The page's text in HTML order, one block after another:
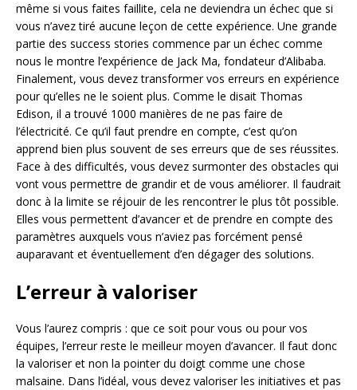
même si vous faites faillite, cela ne deviendra un échec que si
vous n’avez tiré aucune leçon de cette expérience. Une grande
partie des success stories commence par un échec comme
nous le montre l’expérience de Jack Ma, fondateur d’Alibaba.
Finalement, vous devez transformer vos erreurs en expérience
pour qu’elles ne le soient plus. Comme le disait Thomas
Edison, il a trouvé 1000 manières de ne pas faire de
l’électricité. Ce qu’il faut prendre en compte, c’est qu’on
apprend bien plus souvent de ses erreurs que de ses réussites.
Face à des difficultés, vous devez surmonter des obstacles qui
vont vous permettre de grandir et de vous améliorer. Il faudrait
donc à la limite se réjouir de les rencontrer le plus tôt possible.
Elles vous permettent d’avancer et de prendre en compte des
paramètres auxquels vous n’aviez pas forcément pensé
auparavant et éventuellement d’en dégager des solutions.
L’erreur à valoriser
Vous l’aurez compris : que ce soit pour vous ou pour vos
équipes, l’erreur reste le meilleur moyen d’avancer. Il faut donc
la valoriser et non la pointer du doigt comme une chose
malsaine. Dans l’idéal, vous devez valoriser les initiatives et pas